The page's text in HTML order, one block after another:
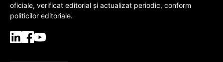
oficiale, verificat editorial și actualizat periodic, conform
politicilor editoriale.